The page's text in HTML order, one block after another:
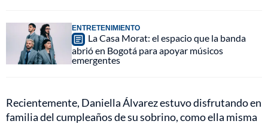
ENTRETENIMIENTO
La Casa Morat: el espacio que la banda
abrió en Bogotá para apoyar músicos
emergentes
Recientemente, Daniella Álvarez estuvo disfrutando en
familia del cumpleaños de su sobrino, como ella misma